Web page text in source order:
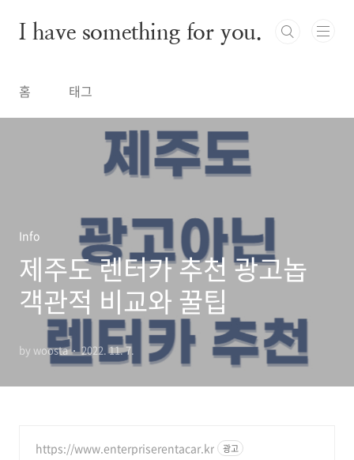
I have something for you.
홈 태그
Info
제주도 렌터카 추천 광고놉
객관적 비교와 꿀팁
by woosta 2022. 11. 7.
https://www.enterpriserentacar.kr 광고